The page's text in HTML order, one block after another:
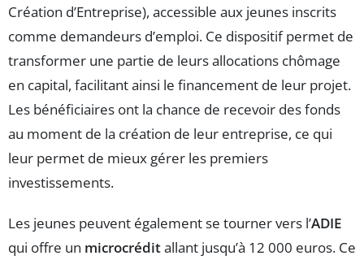
Création d’Entreprise), accessible aux jeunes inscrits
comme demandeurs d’emploi. Ce dispositif permet de
transformer une partie de leurs allocations chômage
en capital, facilitant ainsi le financement de leur projet.
Les bénéficiaires ont la chance de recevoir des fonds
au moment de la création de leur entreprise, ce qui
leur permet de mieux gérer les premiers
investissements.
Les jeunes peuvent également se tourner vers l’ADIE
qui offre un microcréditallant jusqu’à 12 000 euros. Ce